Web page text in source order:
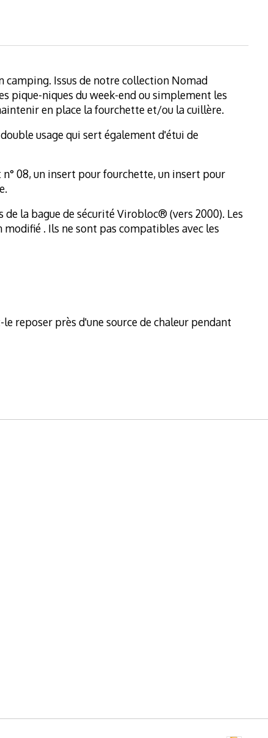
camping. Issus de notre collection Nomad
pique-niques du week-end ou simplement les
en place la fourchette et/ou la cuillère.
usage qui sert également d'étui de
08, un insert pour fourchette, un insert pour
la bague de sécurité Virobloc® (vers 2000). Les
. Ils ne sont pas compatibles avec les
reposer près d'une source de chaleur pendant